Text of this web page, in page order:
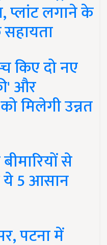
प्लांट लगाने के
किए दो नए
और
मिलेगी उन्नत
से
ये 5 आसान
पटना में